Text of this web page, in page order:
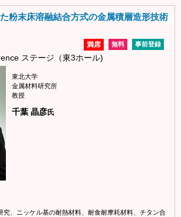
粉末床溶融結合方式の金属積層造形技術
事前登録
無料
満席
ステージ（東3ホール)
東北大学
金属材料研究所
教授
千葉 晶彦氏
究、ニッケル基の耐熱材料、耐食耐摩耗材料、チタン合